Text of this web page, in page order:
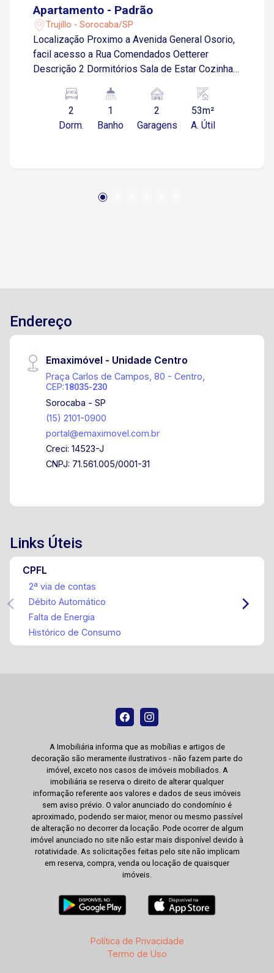
Apartamento - Padrão
Trujillo - Sorocaba/SP
Localização Proximo a Avenida General Osorio,
facil acesso a Rua Comendados Oetterer
Descrição 2 Dormitórios Sala de Estar Cozinha
Descobertas
2
Dorm.
1
Banho
2
Garagens
53m²
A. Útil
Endereço
Emaximóvel - Unidade Centro
Praça Carlos de Campos, 80 - Centro,
CEP:18035-230
Sorocaba - SP
(15) 2101-0900
portal@emaximovel.com.br
Creci: 14523-J
CNPJ: 71.561.005/0001-31
Links Úteis
CPFL
2ª via de contas
Débito Automático
Falta de Energia
Histórico de Consumo
A Imobiliária informa que as mobílias e artigos de
decoração são meramente ilustrativos - não fazem parte do
imóvel, exceto nos casos de imóveis mobiliados. A
imobiliária se reserva o direito de alterar qualquer
informação referente aos valores e dados de seus imóveis
sem aviso prévio. O valor anunciado do condomínio é
aproximado, podendo ser maior, menor ou mesmo passível
de alteração no decorrer da locação. Pode ocorrer de algum
imóvel anunciado no site não estar mais disponível devido à
rotatividade. As solicitações feitas pelo site não implicam
em reserva, compra, venda ou locação de quaisquer
imóveis.
Política de Privacidade
Termo de Uso